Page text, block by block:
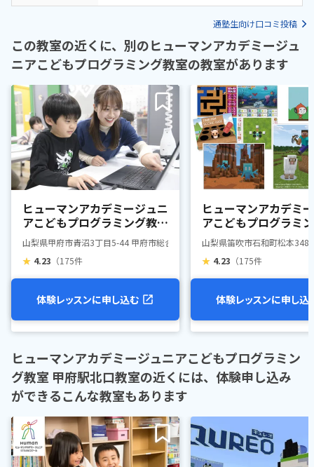
通塾生向け口コミ投稿
この教室の近くに、別のヒューマンアカデミージュ
ニアこどもプログラミング教室の教室があります
ヒューマンアカデミージュニ
アこどもプログラミング教室
甲府南教室
山梨県甲府市青沼3丁目5-44 甲府市総合市民会館3F
★ 4.23 （175件
体験レッスンに申し込む
ヒューマンアカデミ
アこどもプログラミ
石和松本教室
山梨県笛吹市石和町松本
★ 4.23 （175件
体験レッスンに申し込
ヒューマンアカデミージュニアこどもプログラミン
グ教室 甲府駅北口教室の近くには、体験申し込み
ができるこんな教室もあります